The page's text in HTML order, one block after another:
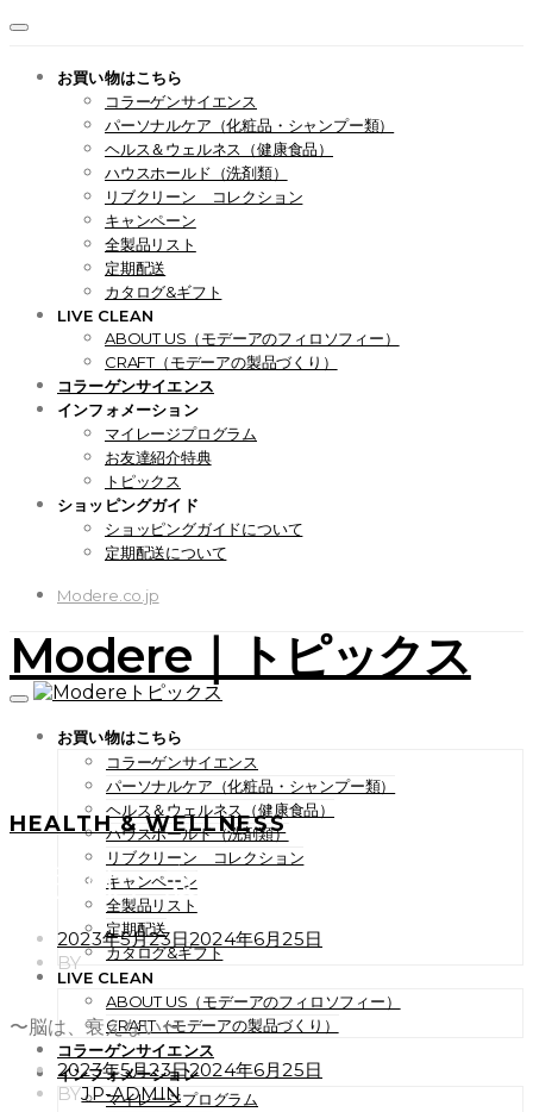
お買い物はこちら
コラーゲンサイエンス
パーソナルケア（化粧品・シャンプー類）
ヘルス＆ウェルネス（健康食品）
ハウスホールド（洗剤類）
リブクリーン コレクション
キャンペーン
全製品リスト
定期配送
カタログ&ギフト
LIVE CLEAN
ABOUT US（モデーアのフィロソフィー）
CRAFT（モデーアの製品づくり）
コラーゲンサイエンス
インフォメーション
マイレージプログラム
お友達紹介特典
トピックス
ショッピングガイド
ショッピングガイドについて
定期配送について
Modere.co.jp
Modere｜トピックス
お買い物はこちら
コラーゲンサイエンス
パーソナルケア（化粧品・シャンプー類）
ヘルス＆ウェルネス（健康食品）
ハウスホールド（洗剤類）
リブクリーン コレクション
キャンペーン
全製品リスト
定期配送
カタログ&ギフト
LIVE CLEAN
ABOUT US（モデーアのフィロソフィー）
CRAFT（モデーアの製品づくり）
コラーゲンサイエンス
インフォメーション
マイレージプログラム
HEALTH & WELLNESS
〜脳は、衰えない〜
POSTED
ON
2023年5月23日2024年6月25日
BY
〜脳は、衰えない〜
POSTED
ON
2023年5月23日2024年6月25日
BYJP-ADMIN